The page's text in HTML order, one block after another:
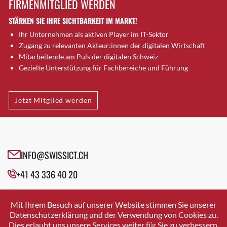
Brütten
Bubendorf
Bubikon
Buchs (SG)
Burgdorf
Bülach
Cazis
Cham
Davos Platz
Davos Platz 1
Dietikon
Dietlikon
FIRMENMITGLIED WERDEN
STÄRKEN SIE IHRE SICHTBARKEIT IM MARKT!
Ihr Unternehmen als aktiven Player im IT-Sektor
Zugang zu relevanten Akteur:innen der digitalen Wirtschaft
Mitarbeitende am Puls der digitalen Schweiz
Gezielte Unterstützung für Fachbereiche und Führung
Jetzt Mitglied werden
INFO@SWISSICT.CH
+41 43 336 40 20
SWISSICT
VULKANSTRASSE 120
8048 ZURICH
Mit Ihrem Besuch auf unserer Website stimmen Sie unserer
Datenschutzerklärung und der Verwendung von Cookies zu.
Dies erlaubt uns unsere Services weiter für Sie zu verbessern.